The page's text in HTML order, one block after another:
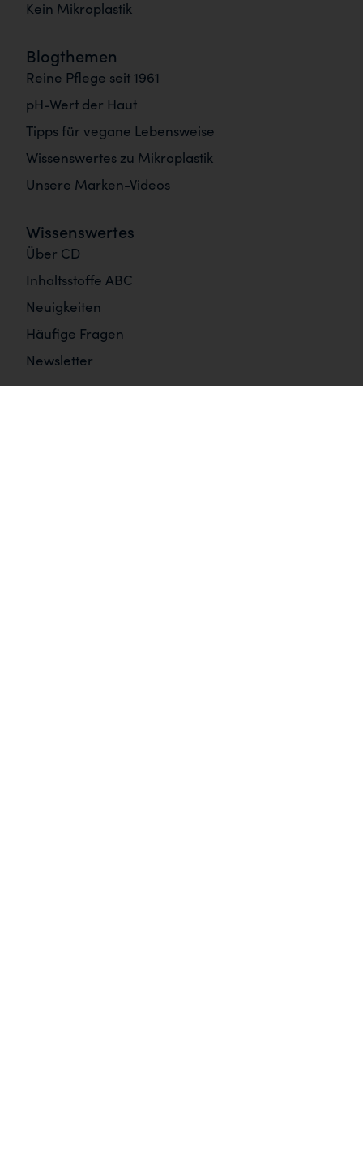
Kein Mikroplastik
Blogthemen
Reine Pflege seit 1961
pH-Wert der Haut
Tipps für vegane Lebensweise
Wissenswertes zu Mikroplastik
Unsere Marken-Videos
Wissenswertes
Über CD
Inhaltsstoffe ABC
Neuigkeiten
Häufige Fragen
Newsletter